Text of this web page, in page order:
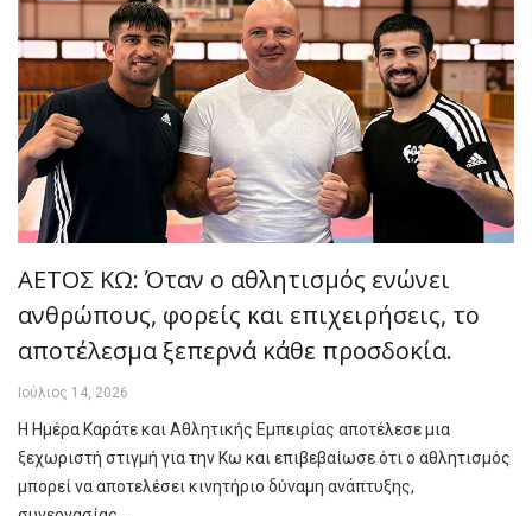
AETOΣ ΚΩ: Όταν ο αθλητισμός ενώνει
ανθρώπους, φορείς και επιχειρήσεις, το
αποτέλεσμα ξεπερνά κάθε προσδοκία.
Ιούλιος 14, 2026
Η Ημέρα Καράτε και Αθλητικής Εμπειρίας αποτέλεσε μια
ξεχωριστή στιγμή για την Κω και επιβεβαίωσε ότι ο αθλητισμός
μπορεί να αποτελέσει κινητήριο δύναμη ανάπτυξης,